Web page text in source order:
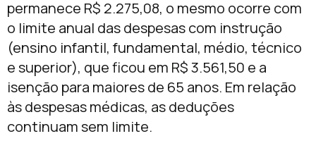
permanece R$ 2.275,08, o mesmo ocorre com
o limite anual das despesas com instrução
(ensino infantil, fundamental, médio, técnico
e superior), que ficou em R$ 3.561,50 e a
isenção para maiores de 65 anos. Em relação
às despesas médicas, as deduções
continuam sem limite.